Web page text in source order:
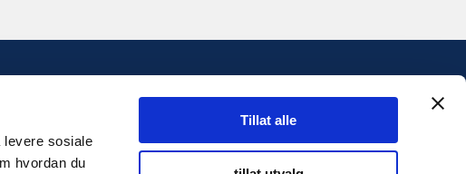
levere sosiale
hvordan du
Tillat alle
INFORMASJON
Personvernserklæring